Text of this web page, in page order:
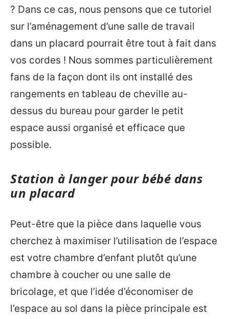
? Dans ce cas, nous pensons que ce tutoriel
sur l’aménagement d’une salle de travail
dans un placard pourrait être tout à fait dans
vos cordes ! Nous sommes particulièrement
fans de la façon dont ils ont installé des
rangements en tableau de cheville au-
dessus du bureau pour garder le petit
espace aussi organisé et efficace que
possible.
Station à langer pour bébé dans
un placard
Peut-être que la pièce dans laquelle vous
cherchez à maximiser l’utilisation de l’espace
est votre chambre d’enfant plutôt qu’une
chambre à coucher ou une salle de
bricolage, et que l’idée d’économiser de
l’espace au sol dans la pièce principale est